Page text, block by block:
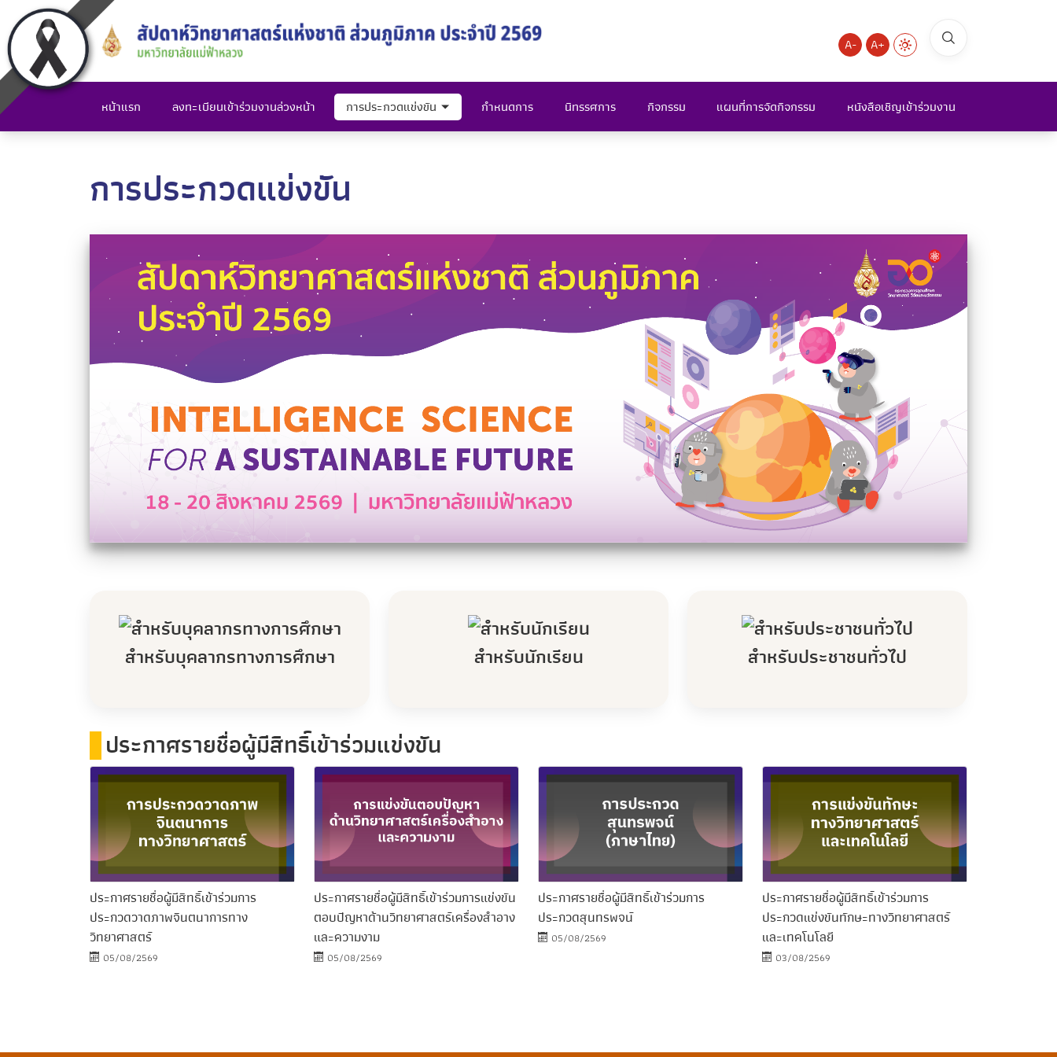
A- A+
หน้าแรก ลงทะเบียนเข้าร่วมงานล่วงหน้า การประกวดแข่งขัน กำหนดการ นิทรรศการ กิจกรรม แผนที่การจัดกิจกรรม หนังสือเชิญเข้าร่วมงาน
การประกวดแข่งขัน
สำหรับบุคลากรทางการศึกษา สำหรับนักเรียน สำหรับประชาชนทั่วไป
ประกาศรายชื่อผู้มีสิทธิ์เข้าร่วมแข่งขัน
ประกาศรายชื่อผู้มีสิทธิ์เข้าร่วมการ
ประกวดวาดภาพจินตนาการทาง
วิทยาศาสตร์
05/08/2569
ประกาศรายชื่อผู้มีสิทธิ์เข้าร่วมการแข่งขัน
ตอบปัญหาด้านวิทยาศาสตร์เครื่องสำอาง
และความงาม
05/08/2569
ประกาศรายชื่อผู้มีสิทธิ์เข้าร่วมการ
ประกวดสุนทรพจน์
05/08/2569
ประกาศรายชื่อผู้มีสิทธิ์เข้าร่วมการ
ประกวดแข่งขันทักษะทางวิทยาศาสตร์
และเทคโนโลยี
03/08/2569